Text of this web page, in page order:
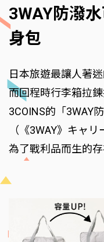
3WAY防潑
身包
日本旅遊最讓人著
而回程時行李箱拉
3COINS的「3WAY
（《3WAY》キャ
為了戰利品而生的存